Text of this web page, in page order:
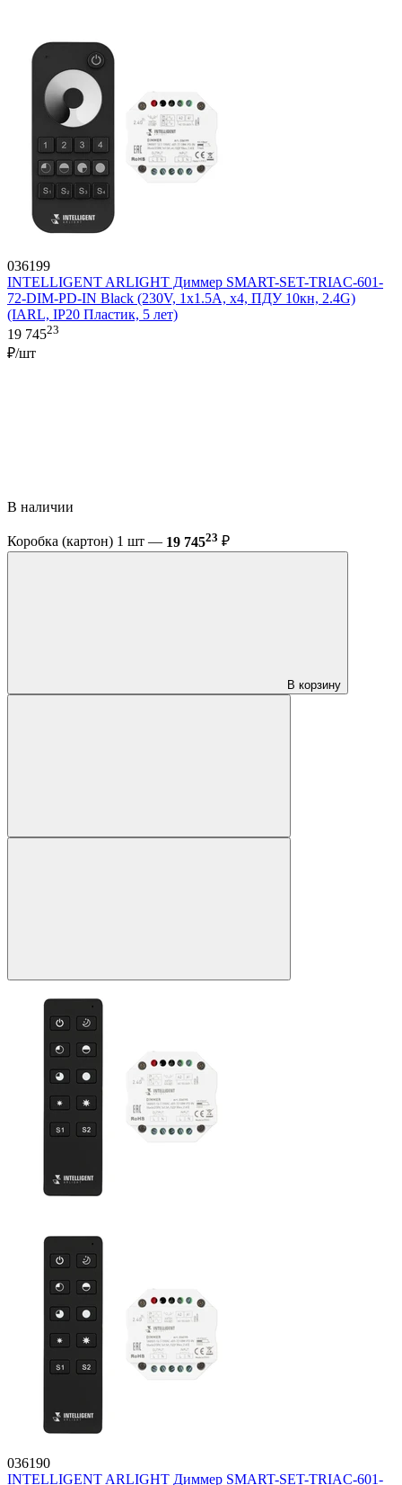
036199
INTELLIGENT ARLIGHT Диммер SMART-SET-TRIAC-601-
72-DIM-PD-IN Black (230V, 1x1.5A, x4, ПДУ 10кн, 2.4G)
(IARL, IP20 Пластик, 5 лет)
19 74523
₽/шт
В наличии
Коробка (картон) 1 шт — 19 74523 ₽
В корзину
036190
INTELLIGENT ARLIGHT Диммер SMART-SET-TRIAC-601-